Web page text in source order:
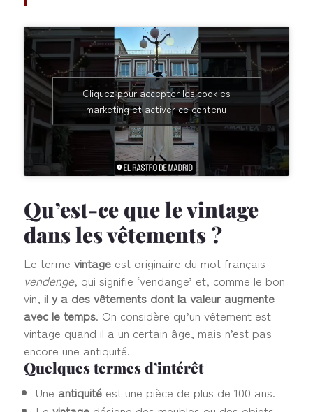
Cliquez pour accepter les cookies
marketing et activer ce contenu
Qu’est-ce que le vintage
dans les vêtements ?
Le terme vintageest originaire du mot français
vendenge, qui signifie ‘vendange’ et, comme le bon
vin, il y a des vêtements dont la valeur augmente
avec le temps. On considère qu’un vêtement est
vintage quand il a un certain âge, mais n’est pas
encore une antiquité.
Quelques termes d’intérêt
Une antiquitéest une pièce de plus de 100 ans.